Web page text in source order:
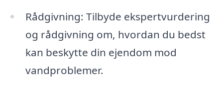
Rådgivning: Tilbyde ekspertvurdering
og rådgivning om, hvordan du bedst
kan beskytte din ejendom mod
vandproblemer.